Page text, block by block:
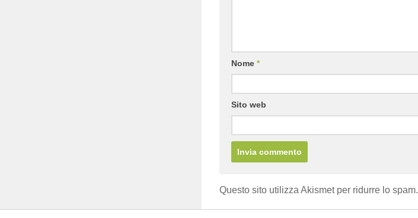
Nome *
Sito web
Questo sito utilizza Akismet per ridurre lo spam.